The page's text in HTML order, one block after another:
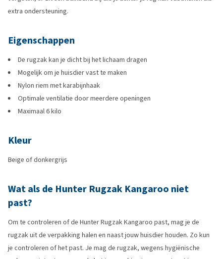
extra ondersteuning.
Eigenschappen
De rugzak kan je dicht bij het lichaam dragen
Mogelijk om je huisdier vast te maken
Nylon riem met karabijnhaak
Optimale ventilatie door meerdere openingen
Maximaal 6 kilo
Kleur
Beige of donkergrijs
Wat als de Hunter Rugzak Kangaroo niet
past?
Om te controleren of de Hunter Rugzak Kangaroo past, mag je de
rugzak uit de verpakking halen en naast jouw huisdier houden. Zo kun
je controleren of het past. Je mag de rugzak, wegens hygiënische